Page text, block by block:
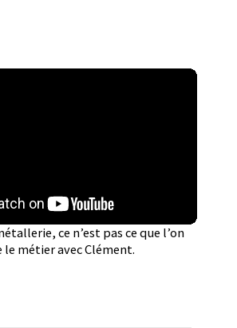
ce n’est pas ce que l’on
le métier avec Clément.